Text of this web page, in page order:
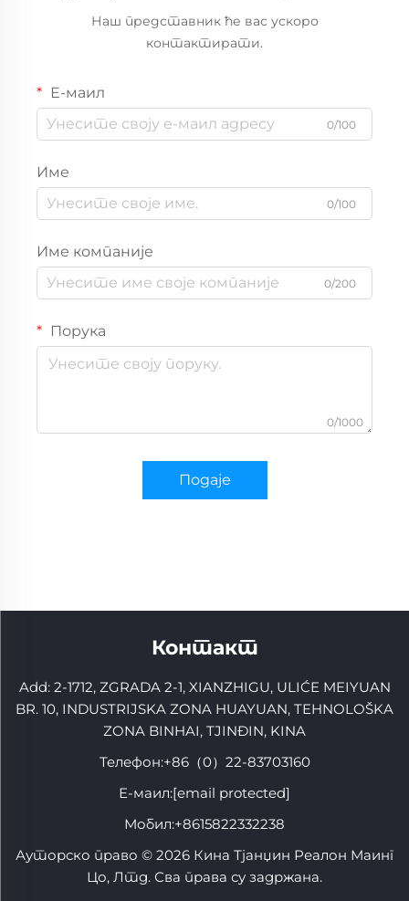
Наш представник ће вас ускоро
контактирати.
Е-маил
0/100
Име
0/100
Име компаније
0/200
Порука
0/1000
Подаје
Контакт
Add: 2-1712, ZGRADA 2-1, XIANZHIGU, ULIĆE MEIYUAN
BR. 10, INDUSTRIJSKA ZONA HUAYUAN, TEHNOLOŠKA
ZONA BINHAI, TJINĐIN, KINA
Телефон:+86（0）22-83703160
Е-маил:[email protected]
Мобил:+8615822332238
Ауторско право © 2026 Кина Тјанџин Реалон Маинг
Цо, Лтд. Сва права су задржана.